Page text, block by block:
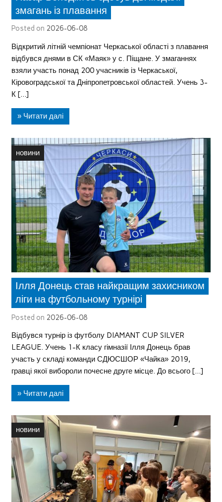
змагань із плавання
Posted on 2026-06-08
Відкритий літній чемпіонат Черкаської області з плавання
відбувся днями в СК «Маяк» у с. Піщане. У змаганнях
взяли участь понад 200 учасників із Черкаської,
Кіровоградської та Дніпропетровської областей. Учень 3-
К […]
» Читати далі
новини
Ілля Донець став найкращим захисником
ліги на футбольному турнірі
Posted on 2026-06-08
Відбувся турнір із футболу DIAMANT CUP SILVER
LEAGUE. Учень 1-К класу гімназії Ілля Донець брав
участь у складі команди СДЮСШОР «Чайка» 2019,
гравці якої вибороли почесне друге місце. До всього […]
» Читати далі
новини